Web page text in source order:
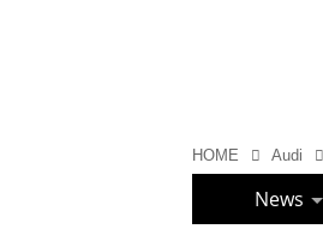
HOME Audi
News